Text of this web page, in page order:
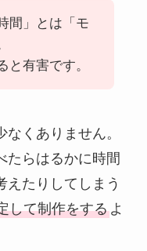
間」とは「モ
と有害です。
くありません。
たらはるかに時間
えたりしてしまう
して制作をするよ